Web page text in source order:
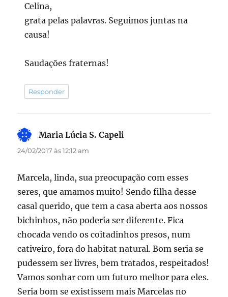
Celina,
grata pelas palavras. Seguimos juntas na
causa!
Saudações fraternas!
Responder
Maria Lúcia S. Capeli
24/02/2017 às 12:12 am
Marcela, linda, sua preocupação com esses
seres, que amamos muito! Sendo filha desse
casal querido, que tem a casa aberta aos nossos
bichinhos, não poderia ser diferente. Fica
chocada vendo os coitadinhos presos, num
cativeiro, fora do habitat natural. Bom seria se
pudessem ser livres, bem tratados, respeitados!
Vamos sonhar com um futuro melhor para eles.
Seria bom se existissem mais Marcelas no